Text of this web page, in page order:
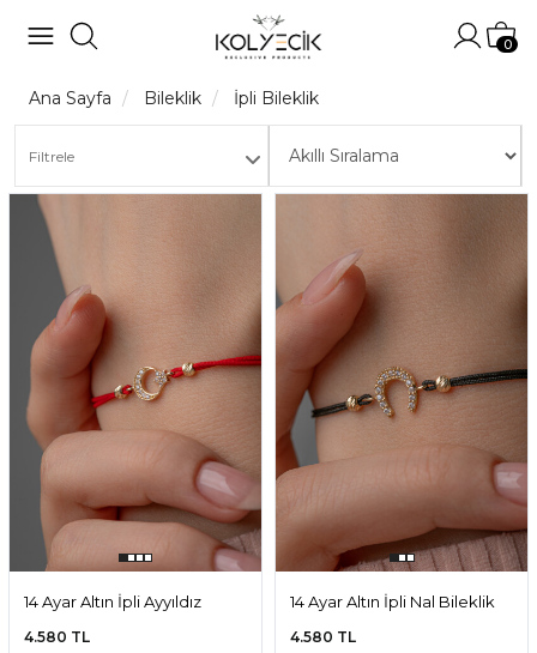
0
Ana Sayfa Bileklik İpli Bileklik
Filtrele
14 Ayar Altın İpli Ayyıldız
4.580 TL
14 Ayar Altın İpli Nal Bileklik
4.580 TL